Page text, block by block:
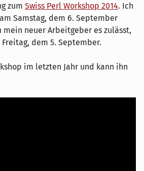
zum Swiss Perl Workshop 2014. Ich
Samstag, dem 6. September
mein neuer Arbeitgeber es zulässt,
dem 5. September.
im letzten Jahr und kann ihn